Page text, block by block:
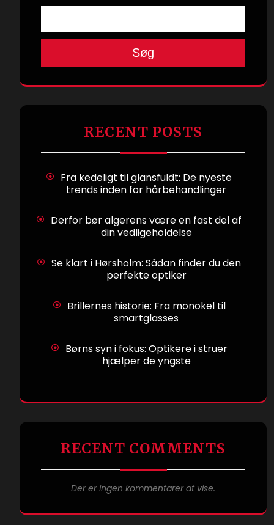
Søg
RECENT POSTS
Fra kedeligt til glansfuldt: De nyeste
trends inden for hårbehandlinger
Derfor bør algerens være en fast del af
din vedligeholdelse
Se klart i Hørsholm: Sådan finder du den
perfekte optiker
Brillernes historie: Fra monokel til
smartglasses
Børns syn i fokus: Optikere i struer
hjælper de yngste
RECENT COMMENTS
Der er ingen kommentarer at vise.